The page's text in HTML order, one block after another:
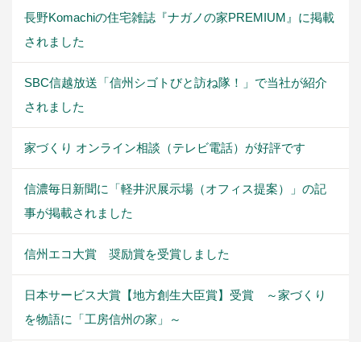
長野Komachiの住宅雑誌『ナガノの家PREMIUM』に掲載
されました
SBC信越放送「信州シゴトびと訪ね隊！」で当社が紹介
されました
家づくり オンライン相談（テレビ電話）が好評です
信濃毎日新聞に「軽井沢展示場（オフィス提案）」の記
事が掲載されました
信州エコ大賞 奨励賞を受賞しました
日本サービス大賞【地方創生大臣賞】受賞 ～家づくり
を物語に「工房信州の家」～